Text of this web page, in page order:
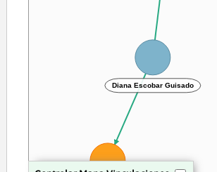
Diana Escobar Guisado